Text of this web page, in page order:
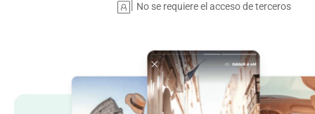
No se requiere el acceso de terceros